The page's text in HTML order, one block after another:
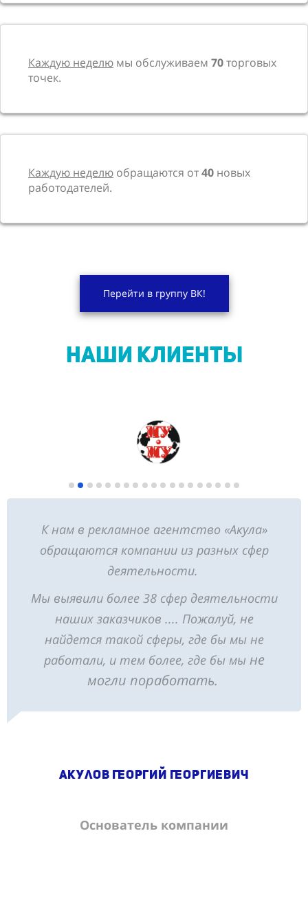
Каждую неделю мы обслуживаем 70торговых
точек.
Каждую неделю обращаются от40 новых
работодателей.
Перейти в группу ВК!
НАШИ КЛИЕНТЫ
К нам в рекламное агентство «Акула»
обращаются компании из разных сфер
деятельности.
Мы выявили более 38 сфер деятельности
наших заказчиков .... Пожалуй, не
найдется такой сферы, где бы мы не
работали, и тем более, где бы мы не
могли поработать.
Акулов Георгий Георгиевич
Основатель компании